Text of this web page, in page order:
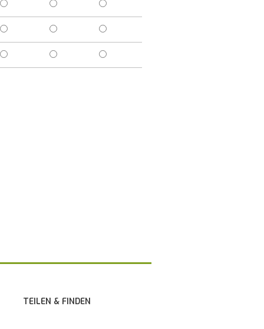
TEILEN & FINDEN